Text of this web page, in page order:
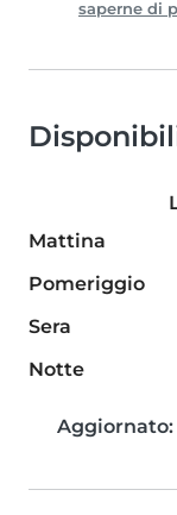
saperne di
Mattina
Pomeriggio
Sera
Notte
Aggiornato: